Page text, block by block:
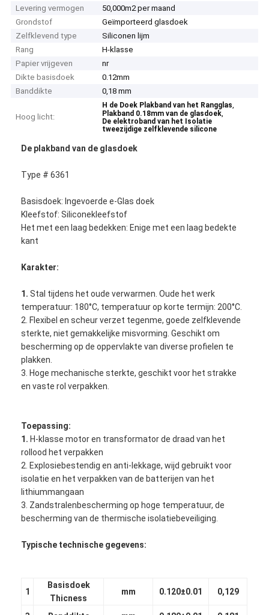
Levering vermogen
50,000m2 per maand
Grondstof
Geïmporteerd glasdoek
Zelfklevend type
Siliconen lijm
Rang
H-klasse
Papier vrijgeven
nr
Dikte basisdoek
0.12mm
Banddikte
0,18 mm
Hoog licht:
H de Doek Plakband van het Rangglas,
Plakband 0.18mm van de glasdoek,
De elektroband van het Isolatie
tweezijdige zelfklevende silicone
De plakband van de glasdoek
Type # 6361
Basisdoek: Ingevoerde e-Glas doek
Kleefstof: Siliconekleefstof
Het met een laag bedekken: Enige met een laag bedekte
kant
Karakter:
1.Stal tijdens het oude verwarmen. Oude het werk
temperatuur: 180°C, temperatuur op korte termijn: 200°C.
2. Flexibel en scheur verzet tegenme, goede zelfklevende
sterkte, niet gemakkelijke misvorming. Geschikt om
bescherming op de oppervlakte van diverse profielen te
plakken.
3. Hoge mechanische sterkte, geschikt voor het strakke
en vaste rol verpakken.
Toepassing:
1. H-klasse motor en transformator de draad van het
rollood het verpakken
2. Explosiebestendig en anti-lekkage, wijd gebruikt voor
isolatie en het verpakken van de batterijen van het
lithiummangaan
3. Zandstralenbescherming op hoge temperatuur, de
bescherming van de thermische isolatiebeveiliging.
Typische technische gegevens:
1
Basisdoek
Thicness
mm 0.120±0.01 0,129